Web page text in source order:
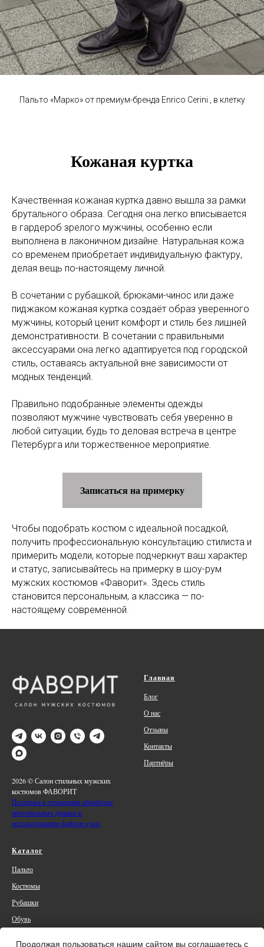
Продолжая пользоваться нашим сайтом вы соглашаетесь с
Пальто «Маркo» от премиум-бренда Enrico Cerini , в клетку
Кожаная куртка
Качественная кожаная куртка давно вышла за рамки
брутального образа. Сегодня она легко вписывается
в гардероб зрелого мужчины, особенно если
выполнена в лаконичном дизайне. Натуральная кожа
со временем приобретает индивидуальную фактуру,
делая вещь по-настоящему личной.
В сочетании с рубашкой, брюками-чинос или даже
пиджаком кожаная куртка создаёт образ уверенного
мужчины, который ценит комфорт и стиль без лишней
демонстративности. В сочетании с правильными
аксессуарами она легко адаптируется под городской
стиль, оставаясь актуальной вне зависимости от
модных тенденций.
Правильно подобранные элементы одежды
позволяют мужчине чувствовать себя уверенно в
любой ситуации, будь то деловая встреча в центре
Петербурга или торжественное мероприятие.
Записаться на примерку
Чтобы подобрать костюм с идеальной посадкой,
получить профессиональную консультацию стилиста и
примерить модели, которые подчеркнут ваш характер
и статус, записывайтесь на примерку в шоу-рум
мужских костюмов «Фаворит». Здесь стиль
становится персональным, а классика — по-
настоящему современной.
2026 © Салон стильных мужских
костюмов ФАВОРИТ
Политика в отношении обработки
персональных данных и
использованием файлов куки.
Главная
Блог
О нас
Отзывы
Контакты
Партнёры
Каталог
Пальто
Костюмы
Рубашки
Обувь